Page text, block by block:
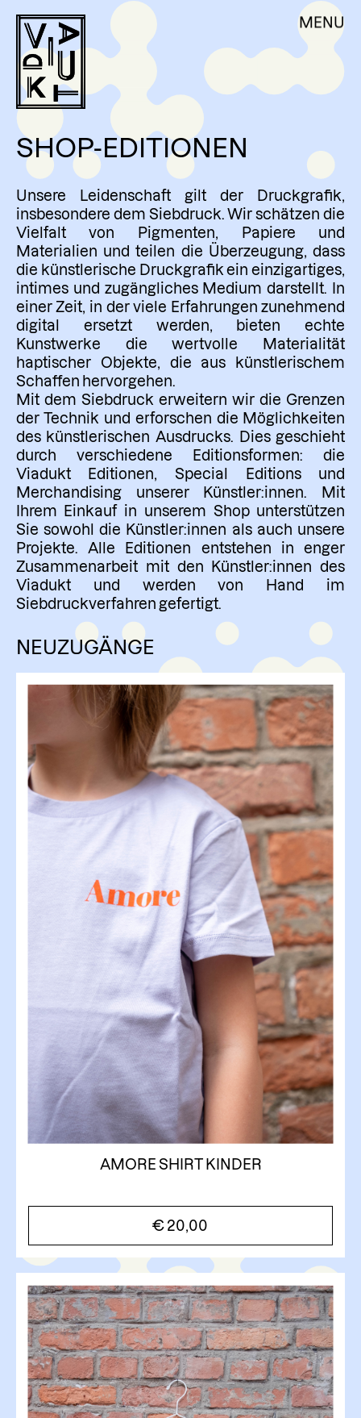
content
VIADUKT
DE EN
ÜBER UNS
AKTUELLES
WERKSTATTNUTZUNG
AUFTRAGSARBEITEN
WORKSHOPS
RESIDENCY & VOLONTARIAT
KÜNSTLER:INNEN
SHOP – EDITIONEN
MITGLIEDSCHAFT
KONTAKT
MENU
SHOP-EDITIONEN
Unsere Leidenschaft gilt der Druckgrafik,
insbesondere dem Siebdruck. Wir schätzen die
Vielfalt von Pigmenten, Papiere und
Materialien und teilen die Überzeugung, dass
die künstlerische Druckgrafik ein einzigartiges,
intimes und zugängliches Medium darstellt. In
einer Zeit, in der viele Erfahrungen zunehmend
digital ersetzt werden, bieten echte
Kunstwerke die wertvolle Materialität
haptischer Objekte, die aus künstlerischem
Schaffen hervorgehen.
Mit dem Siebdruck erweitern wir die Grenzen
der Technik und erforschen die Möglichkeiten
des künstlerischen Ausdrucks. Dies geschieht
durch verschiedene Editionsformen: die
Viadukt Editionen, Special Editions und
Merchandising unserer Künstler:innen. Mit
Ihrem Einkauf in unserem Shop unterstützen
Sie sowohl die Künstler:innen als auch unsere
Projekte. Alle Editionen entstehen in enger
Zusammenarbeit mit den Künstler:innen des
Viadukt und werden von Hand im
Siebdruckverfahren gefertigt.
NEUZUGÄNGE
AMORE SHIRT KINDER
€ 20,00